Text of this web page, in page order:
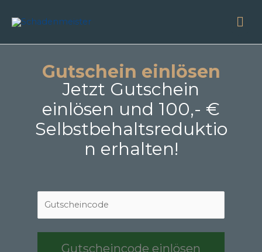
Inhalt
Gutschein einlösen
Jetzt Gutschein
einlösen und 100,- €
Selbstbehaltsreduktio
n erhalten!